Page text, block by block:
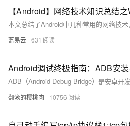
蓝易云 631
翻滚的樱桃肉 10756